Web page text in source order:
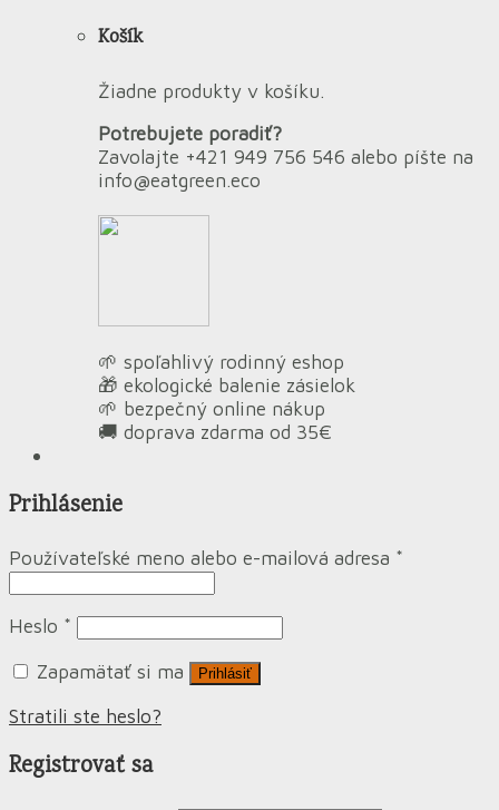
Košík
Žiadne produkty v košíku.
Potrebujete poradiť?
Zavolajte +421 949 756 546 alebo píšte na
info@eatgreen.eco
🌱 spoľahlivý rodinný eshop
🎁 ekologické balenie zásielok
🌱 bezpečný online nákup
🚚 doprava zdarma od 35€
Prihlásenie
Používateľské meno alebo e-mailová adresa *
Heslo *
Zapamätať si ma
Prihlásiť
Stratili ste heslo?
Registrovať sa